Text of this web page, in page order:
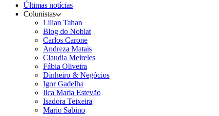
Últimas notícias
Colunistas
Lilian Tahan
Blog do Noblat
Carlos Carone
Andreza Matais
Claudia Meireles
Fábia Oliveira
Dinheiro & Negócios
Igor Gadelha
Ilca Maria Estevão
Isadora Teixeira
Mario Sabino